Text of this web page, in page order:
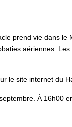
prend vie dans le
aériennes.
le site internet du
À 16h00